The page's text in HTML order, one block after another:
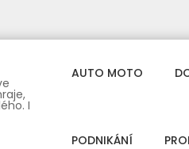
I
AUTO MOTO
PODNIKÁNÍ